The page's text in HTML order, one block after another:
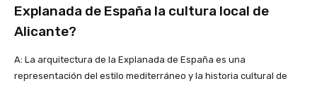
Explanada de España la cultura local de
Alicante?
A: La arquitectura de la Explanada de España es una
representación del estilo mediterráneo y la historia cultural de